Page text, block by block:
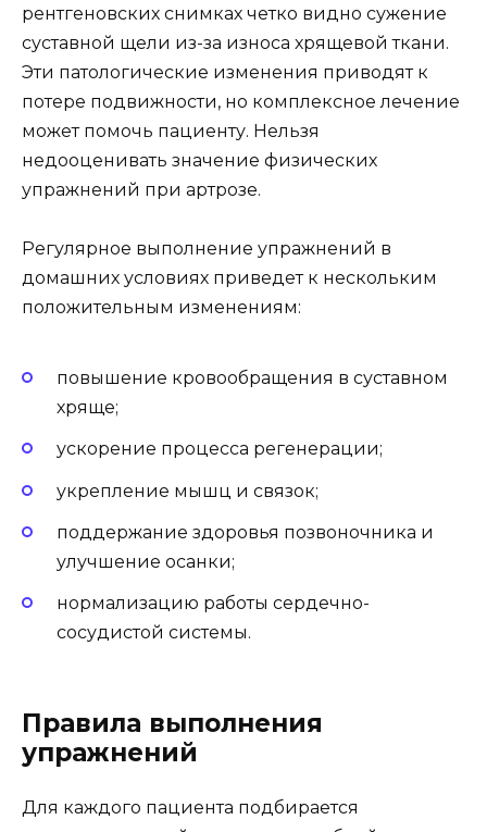
рентгеновских снимках четко видно сужение
суставной щели из-за износа хрящевой ткани.
Эти патологические изменения приводят к
потере подвижности, но комплексное лечение
может помочь пациенту. Нельзя
недооценивать значение физических
упражнений при артрозе.
Регулярное выполнение упражнений в
домашних условиях приведет к нескольким
положительным изменениям:
повышение кровообращения в суставном
хряще;
ускорение процесса регенерации;
укрепление мышц и связок;
поддержание здоровья позвоночника и
улучшение осанки;
нормализацию работы сердечно-
сосудистой системы.
Правила выполнения
упражнений
Для каждого пациента подбирается